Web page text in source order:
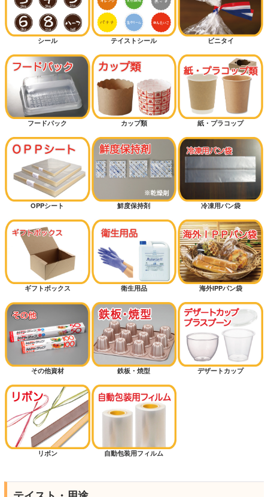
シール テイストシール ビニタイ
フードパック カップ類 紙・プラコップ
OPPシート 鮮度保持剤 冷凍用パン袋
ギフトボックス 衛生用品 海外IPPパン袋
その他資材 鉄板・焼型 デザートカップ
リボン 自動包装用フィルム